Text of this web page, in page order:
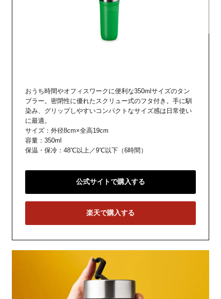
おうち時間やオフィスワークに便利な350mlサイズのタン
ブラー。密閉性に優れたスクリュー式のフタ付き。手に馴
染み、グリップしやすいコンパクトなサイズ感は日常使い
に最適。
サイズ：外径8cm×全高19cm
容量：350ml
保温・保冷：48℃以上／9℃以下（6時間）
公式サイトで購入する
楽天で購入する